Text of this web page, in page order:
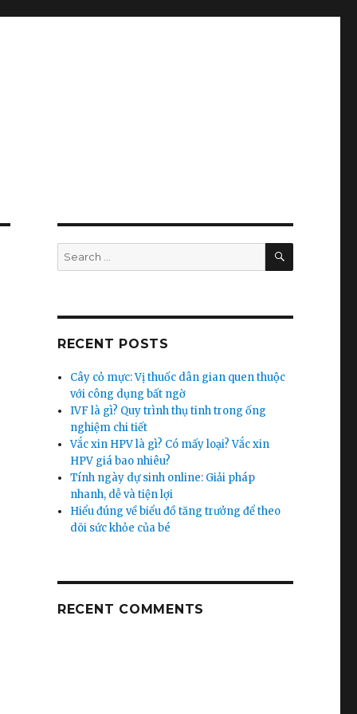
Search
for:
SEARCH
RECENT POSTS
Cây cỏ mực: Vị thuốc dân gian quen thuộc
với công dụng bất ngờ
IVF là gì? Quy trình thụ tinh trong ống
nghiệm chi tiết
Vắc xin HPV là gì? Có mấy loại? Vắc xin
HPV giá bao nhiêu?
Tính ngày dự sinh online: Giải pháp
nhanh, dễ và tiện lợi
Hiểu đúng về biểu đồ tăng trưởng để theo
dõi sức khỏe của bé
RECENT COMMENTS